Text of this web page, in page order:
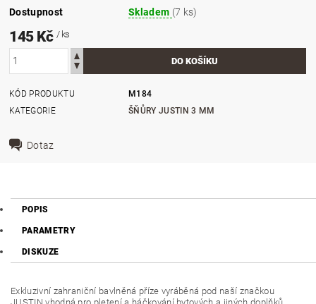
Dostupnost Skladem (7 ks)
145 Kč / ks
KÓD PRODUKTU
M184
KATEGORIE
ŠŇŮRY JUSTIN 3 MM
Dotaz
POPIS
PARAMETRY
DISKUZE
Exkluzivní zahraniční bavlněná příze vyráběná pod naší značkou